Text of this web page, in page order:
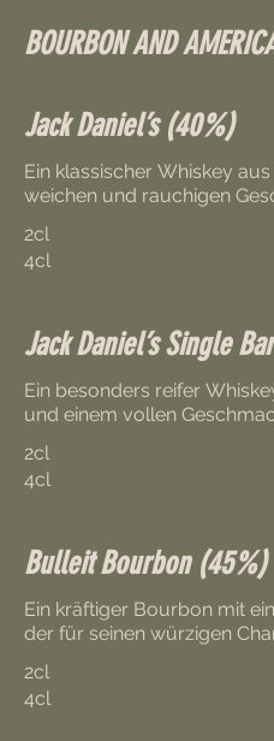
BOURBON AND
Jack Daniel’s (40%)
Ein klassischer Whiskey
weichen und rauchigen
2cl
4cl
Jack Daniel’s Single
Ein besonders reifer
und einem vollen
2cl
4cl
Bulleit Bourbon (45%)
Ein kräftiger Bourbon mit
der für seinen würzigen
2cl
4cl